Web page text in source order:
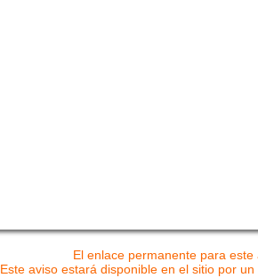
El enlace permanente para
Este aviso estará disponible en el sitio por